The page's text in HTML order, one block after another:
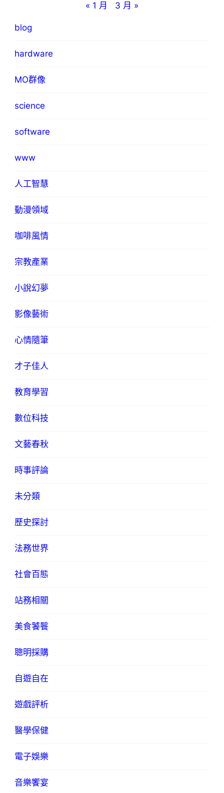
« 1 月
3 月 »
blog
hardware
MO群像
science
software
www
人工智慧
動漫領域
咖啡風情
宗教產業
小說幻夢
影像藝術
心情隨筆
才子佳人
教育學習
數位科技
文藝春秋
時事評論
未分類
歷史探討
法務世界
社會百態
站務相關
美食饕餮
聰明採購
自遊自在
遊戲評析
醫學保健
電子娛樂
音樂饗宴